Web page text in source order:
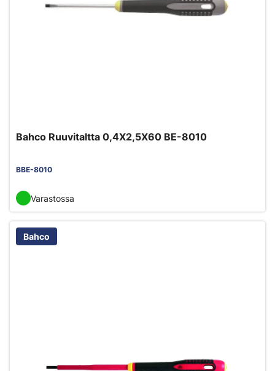
Bahco Ruuvitaltta 0,4X2,5X60 BE-8010
BBE-8010
Varastossa
Bahco